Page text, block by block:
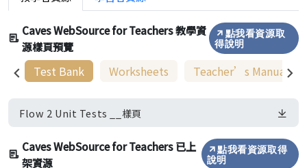
Caves WebSource for Teachers 教學資
源樣頁預覽
點我看資源取
得說明
Test Bank Worksheets Teacher’s Manual
Flow 2 Unit Tests __樣頁
Caves WebSource for Teachers 已上
架資源
點我看資源取得
說明